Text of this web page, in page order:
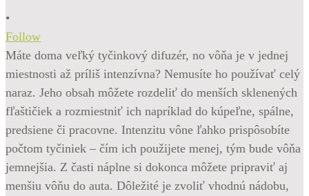
•
Follow
Máte doma veľký tyčinkový difuzér, no vôňa je v jednej
miestnosti až príliš intenzívna? Nemusíte ho používať celý
naraz. Jeho obsah môžete rozdeliť do menších sklenených
fľaštičiek a rozmiestniť ich napríklad do kúpeľne, spálne,
predsiene či pracovne. Intenzitu vône ľahko prispôsobíte
počtom tyčiniek – čím ich použijete menej, tým bude vôňa
jemnejšia. Z časti náplne si dokonca môžete pripraviť aj
menšiu vôňu do auta. Dôležité je zvoliť vhodnú nádobu,